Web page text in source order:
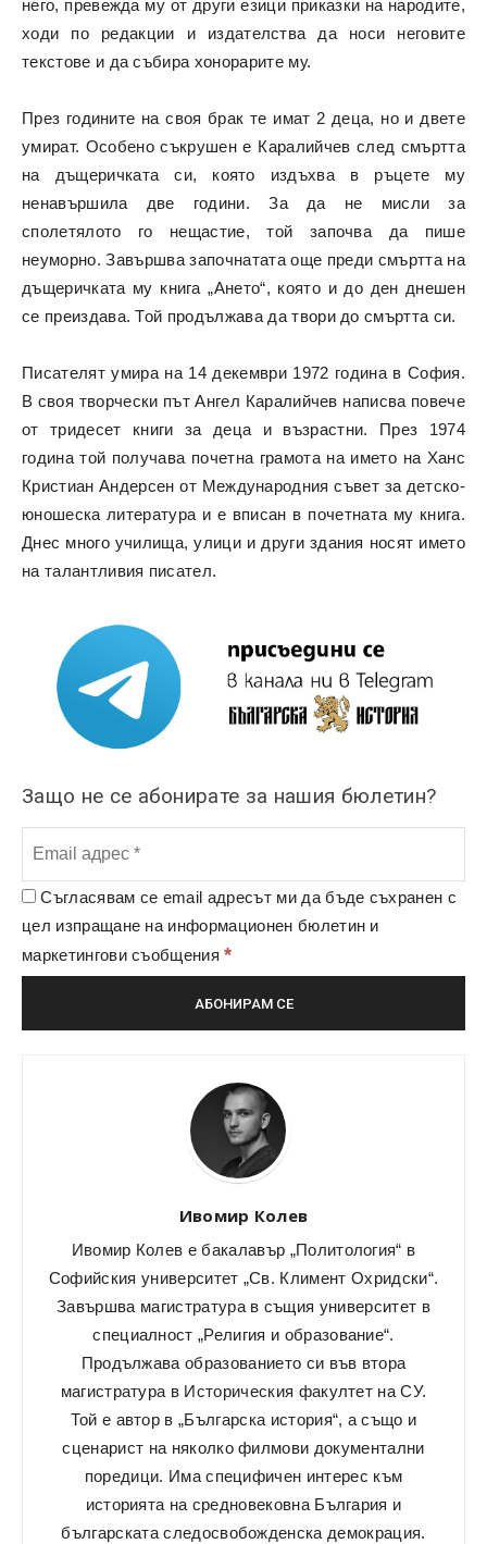
него, превежда му от други езици приказки на народите,
ходи по редакции и издателства да носи неговите
текстове и да събира хонорарите му.
През годините на своя брак те имат 2 деца, но и двете
умират. Особено съкрушен е Каралийчев след смъртта
на дъщеричката си, която издъхва в ръцете му
ненавършила две години. За да не мисли за
сполетялото го нещастие, той започва да пише
неуморно. Завършва започнатата още преди смъртта на
дъщеричката му книга „Ането“, която и до ден днешен
се преиздава. Той продължава да твори до смъртта си.
Писателят умира на 14 декември 1972 година в София.
В своя творчески път Ангел Каралийчев написва повече
от тридесет книги за деца и възрастни. През 1974
година той получава почетна грамота на името на Ханс
Кристиан Андерсен от Международния съвет за детско-
юношеска литература и е вписан в почетната му книга.
Днес много училища, улици и други здания носят името
на талантливия писател.
Защо не се абонирате за нашия бюлетин?
Съгласявам се email адресът ми да бъде съхранен с
цел изпращане на информационен бюлетин и
маркетингови съобщения*
Ивомир Колев
Ивомир Колев е бакалавър „Политология“ в
Софийския университет „Св. Климент Охридски“.
Завършва магистратура в същия университет в
специалност „Религия и образование“.
Продължава образованието си във втора
магистратура в Историческия факултет на СУ.
Той е автор в „Българска история“, а също и
сценарист на няколко филмови документални
поредици. Има специфичен интерес към
историята на средновековна България и
българската следосвобожденска демокрация.